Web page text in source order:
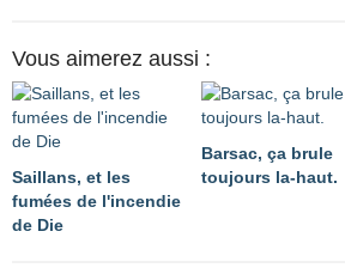
Vous aimerez aussi :
Saillans, et les
fumées de l'incendie
de Die
Barsac, ça brule
toujours la-haut.